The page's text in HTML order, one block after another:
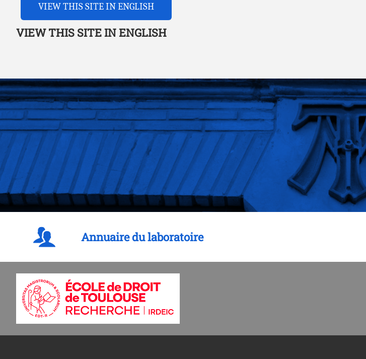
VIEW THIS SITE IN ENGLISH
VIEW THIS SITE IN ENGLISH
Annuaire du laboratoire